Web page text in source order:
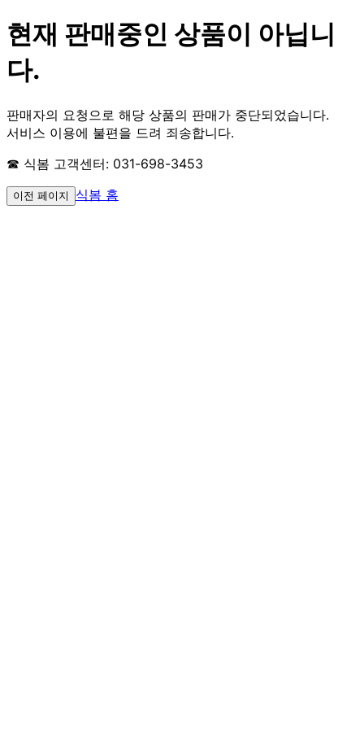
현재 판매중인 상품이 아닙니
다.
판매자의 요청으로 해당 상품의 판매가 중단되었습니다.
서비스 이용에 불편을 드려 죄송합니다.
☎ 식봄 고객센터: 031-698-3453
이전 페이지 식봄 홈